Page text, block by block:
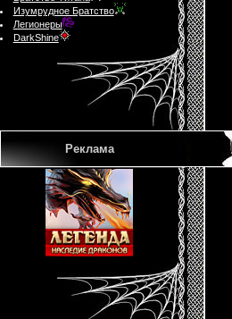
Изумрудное Братство
Легионеры
DarkShine
Реклама